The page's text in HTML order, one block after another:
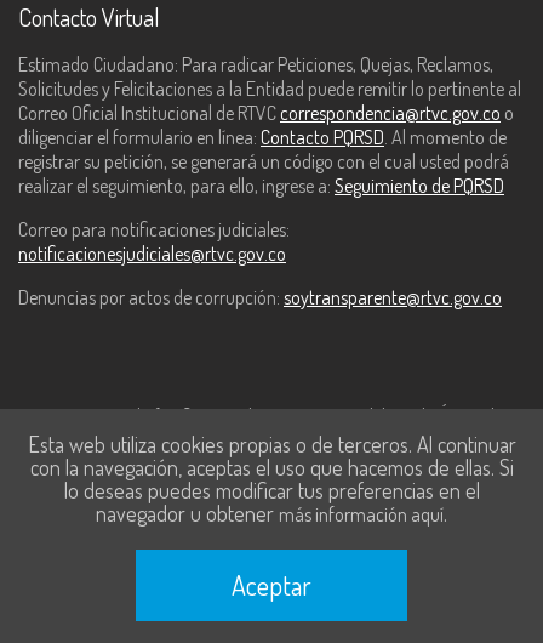
Contacto Virtual
Estimado Ciudadano: Para radicar Peticiones, Quejas, Reclamos,
Solicitudes y Felicitaciones a la Entidad puede remitir lo pertinente al
Correo Oficial Institucional de RTVC correspondencia@rtvc.gov.co o
diligenciar el formulario en línea: Contacto PQRSD. Al momento de
registrar su petición, se generará un código con el cual usted podrá
realizar el seguimiento, para ello, ingrese a: Seguimiento de PQRSD
Correo para notificaciones judiciales:
notificacionesjudiciales@rtvc.gov.co
Denuncias por actos de corrupción: soytransparente@rtvc.gov.co
Este contenido fue financiado con recursos del Fondo Único de
Tecnologías de la Información y las Comunicaciones de MinTic.
Esta web utiliza cookies propias o de terceros. Al continuar
con la navegación, aceptas el uso que hacemos de ellas. Si
lo deseas puedes modificar tus preferencias en el
navegador u obtener más información aquí.
Aceptar